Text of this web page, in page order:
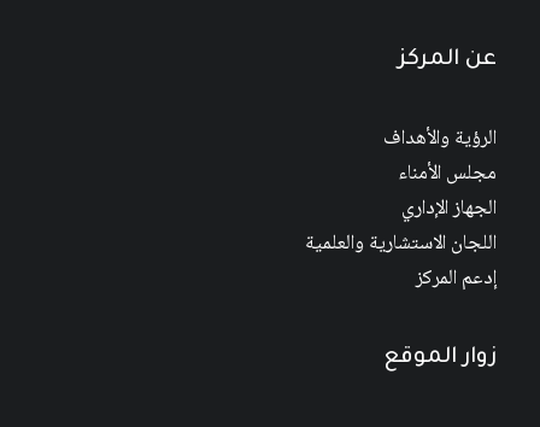
عن المركز
الرؤية والأهداف
مجلس الأمناء
الجهاز الإداري
اللجان الاستشارية والعلمية
إدعم المركز
زوار الموقع